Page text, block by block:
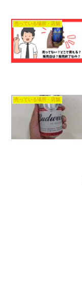
売っている場所・店舗
売っている場所・店舗